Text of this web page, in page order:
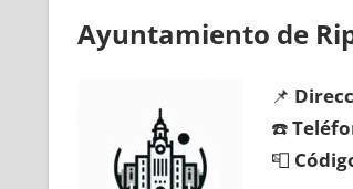
Ayuntamiento dе
📌
☎️
📮